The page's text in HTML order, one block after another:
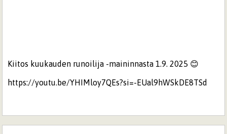
Kiitos kuukauden runoilija -maininnasta 1.9. 2025 😊
https://youtu.be/YHIMloy7QEs?si=-EUal9hWSkDE8TSd